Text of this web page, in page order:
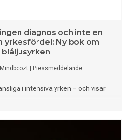
diagnos och inte en
yrkesfördel: Ny bok om
Mindboozt Pressmeddelande
i intensiva yrken – och visar